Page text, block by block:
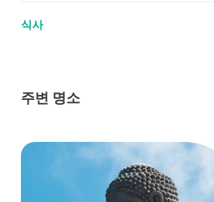
식사
주변 명소